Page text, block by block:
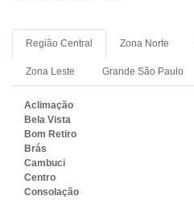
Região Central Zona Norte
Zona Leste Grande São Paulo
Aclimação
Bela Vista
Bom Retiro
Brás
Cambuci
Centro
Consolação